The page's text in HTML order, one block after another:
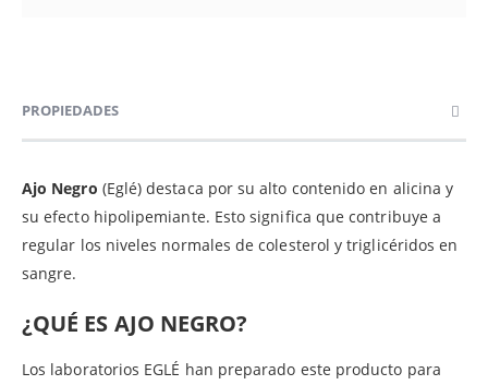
PROPIEDADES
Ajo Negro (Eglé) destaca por su alto contenido en alicina y
su efecto hipolipemiante. Esto significa que contribuye a
regular los niveles normales de colesterol y triglicéridos en
sangre.
¿QUÉ ES AJO NEGRO?
Los laboratorios EGLÉ han preparado este producto para